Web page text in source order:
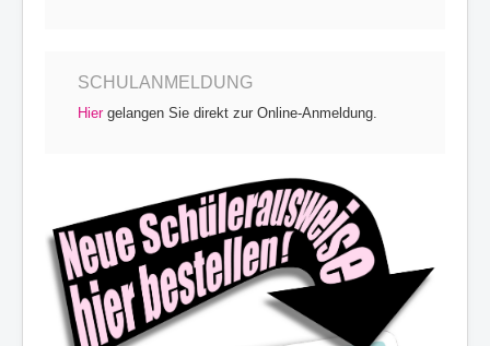
Die Schulfamilie wünscht allen
schöne und erholsame
Sommerferien!
Ferienöffnungszeiten des Sekretariats:
SCHULANMELDUNG
Hiergelangen Sie direkt zur Online-Anmeldung.